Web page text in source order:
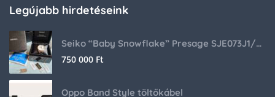
Legújabb hirdetéseink
Seiko “Baby Snowflake” Presage SJE073J1/SARA015 Limited Edition
750 000 Ft
Oppo Band Style töltőkábel